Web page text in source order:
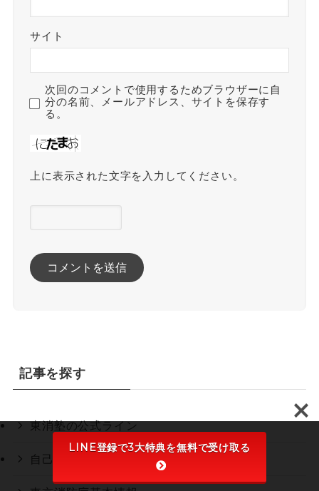
サイト
次回のコメントで使用するためブラウザーに自
分の名前、メールアドレス、サイトを保存す
る。
上に表示された文字を入力してください。
記事を探す
東消塾の公式ライン
自己紹介
LINE登録で3大特典を無料で受け取る